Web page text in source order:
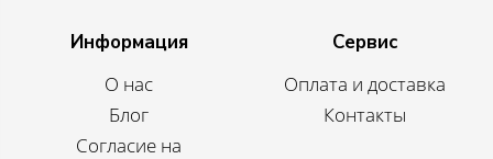
Информация
О нас
Блог
Согласие на
Сервис
Оплата и доставка
Контакты